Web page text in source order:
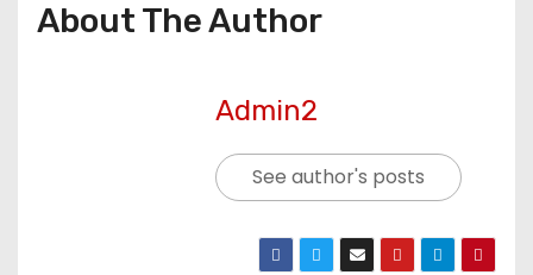
About The Author
Admin2
See author's posts